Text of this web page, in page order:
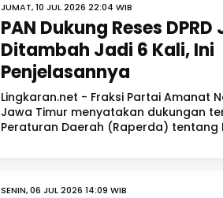
JUMAT, 10 JUL 2026 22:04 WIB
PAN Dukung Reses
Ditambah Jadi 6 Kali, Ini
Penjelasannya
Lingkaran.net - Fraksi Partai Amanat
Jawa Timur menyatakan dukungan
Peraturan Daerah (Raperda) tentang
SENIN, 06 JUL 2026 14:09 WIB